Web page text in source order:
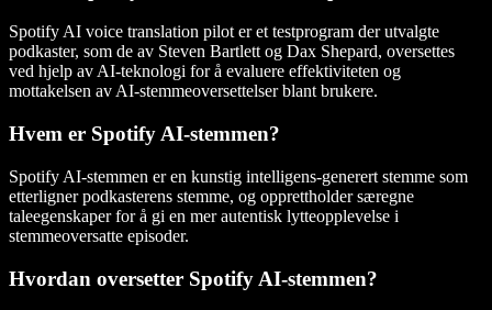
Spotify AI voice translation pilot er et testprogram der utvalgte
podkaster, som de av Steven Bartlett og Dax Shepard, oversettes
ved hjelp av AI-teknologi for å evaluere effektiviteten og
mottakelsen av AI-stemmeoversettelser blant brukere.
Hvem er Spotify AI-stemmen?
Spotify AI-stemmen er en kunstig intelligens-generert stemme som
etterligner podkasterens stemme, og opprettholder særegne
taleegenskaper for å gi en mer autentisk lytteopplevelse i
stemmeoversatte episoder.
Hvordan oversetter Spotify AI-stemmen?